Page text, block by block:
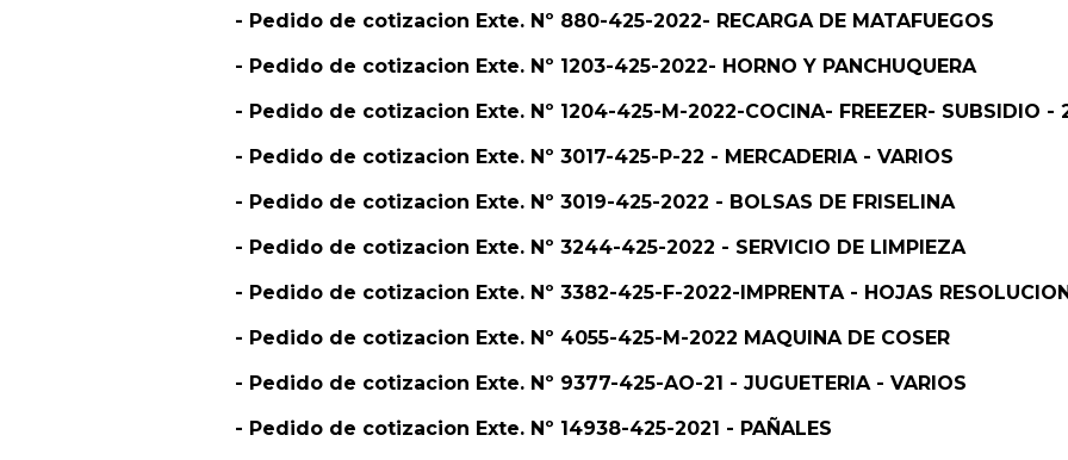
- Pedido de cotizacion Exte. Nº 880-425-2022- RECARGA DE MATAFUEGOS
- Pedido de cotizacion Exte. Nº 1203-425-2022- HORNO Y PANCHUQUERA
- Pedido de cotizacion Exte. Nº 1204-425-M-2022-COCINA- FREEZER- SUBSIDIO -
- Pedido de cotizacion Exte. Nº 3017-425-P-22 - MERCADERIA - VARIOS
- Pedido de cotizacion Exte. Nº 3019-425-2022 - BOLSAS DE FRISELINA
- Pedido de cotizacion Exte. Nº 3244-425-2022 - SERVICIO DE LIMPIEZA
- Pedido de cotizacion Exte. Nº 3382-425-F-2022-IMPRENTA - HOJAS
- Pedido de cotizacion Exte. Nº 4055-425-M-2022 MAQUINA DE COSER
- Pedido de cotizacion Exte. Nº 9377-425-AO-21 - JUGUETERIA - VARIOS
- Pedido de cotizacion Exte. Nº 14938-425-2021 - PAÑALES